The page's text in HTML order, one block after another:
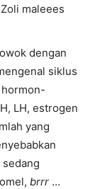
maleees
dengan
siklus
LH, estrogen
yang
brrr …